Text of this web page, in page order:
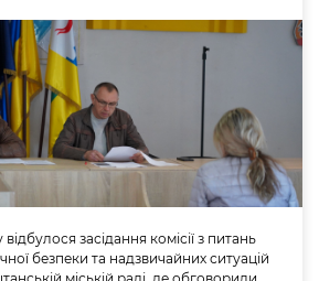
засідання комісії з питань
безпеки та надзвичайних ситуацій